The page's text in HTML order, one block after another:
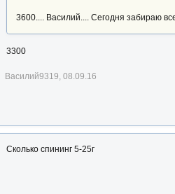
3600.... Василий.... Сегодня забираю
3300
Василий9319, 08.09.16
Сколько спининг 5-25г